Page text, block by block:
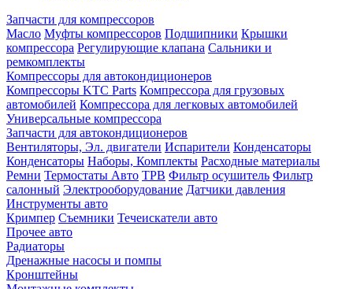
Запчасти для компрессоров
Масло Муфты компрессоров Подшипники Крышки
компрессора Регулирующие клапана Сальники и
ремкомплекты
Компрессоры для автокондиционеров
Компрессоры KTC Parts Компрессора для грузовых
автомобилей Компрессора для легковых автомобилей
Универсальные компрессора
Запчасти для автокондиционеров
Вентиляторы, Эл. двигатели Испарители Конденсаторы
Конденсаторы Наборы, Комплекты Расходные материалы
Ремни Термостаты Авто ТРВ Фильтр осушитель Фильтр
салонный Электрооборудование Датчики давления
Инструменты авто
Кримпер Съемники Течеискатели авто
Прочее авто
Радиаторы
Дренажные насосы и помпы
Кронштейны